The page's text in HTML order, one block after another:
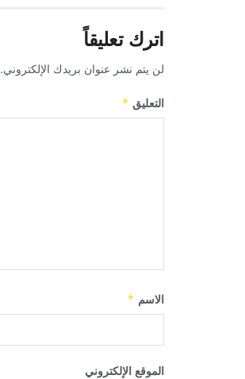
اترك تعليقاً
لن يتم نشر عنوان بريدك الإلكتروني.
التعليق *
الاسم *
الموقع الإلكتروني